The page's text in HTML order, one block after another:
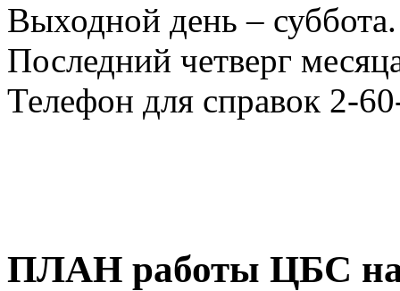
Выходной день – суббота.
Последний четверг
Телефон для справок 2-
ПЛАН работы ЦБС на